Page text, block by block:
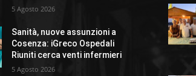
5 Agosto 2026
Sanità, nuove assunzioni a
Cosenza: iGreco Ospedali
Riuniti cerca venti infermieri
5 Agosto 2026